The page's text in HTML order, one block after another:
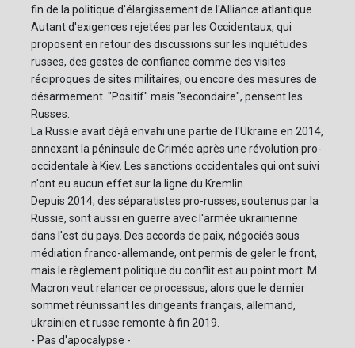
fin de la politique d'élargissement de l'Alliance atlantique.
Autant d'exigences rejetées par les Occidentaux, qui
proposent en retour des discussions sur les inquiétudes
russes, des gestes de confiance comme des visites
réciproques de sites militaires, ou encore des mesures de
désarmement. "Positif" mais "secondaire", pensent les
Russes.
La Russie avait déjà envahi une partie de l'Ukraine en 2014,
annexant la péninsule de Crimée après une révolution pro-
occidentale à Kiev. Les sanctions occidentales qui ont suivi
n'ont eu aucun effet sur la ligne du Kremlin.
Depuis 2014, des séparatistes pro-russes, soutenus par la
Russie, sont aussi en guerre avec l'armée ukrainienne
dans l'est du pays. Des accords de paix, négociés sous
médiation franco-allemande, ont permis de geler le front,
mais le règlement politique du conflit est au point mort. M.
Macron veut relancer ce processus, alors que le dernier
sommet réunissant les dirigeants français, allemand,
ukrainien et russe remonte à fin 2019.
- Pas d'apocalypse -